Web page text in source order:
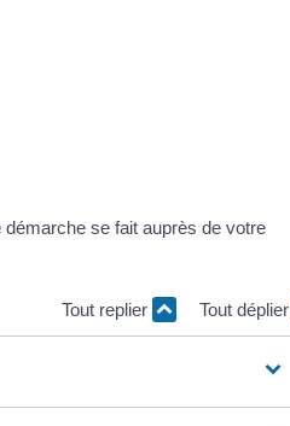
se fait auprès de votre
Tout replier Tout déplier